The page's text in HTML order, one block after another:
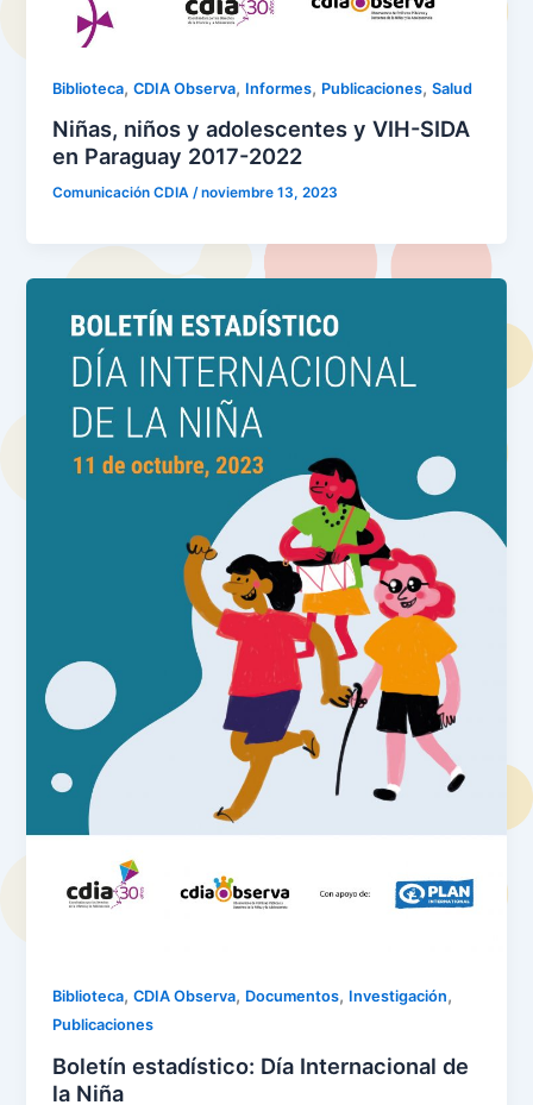
Biblioteca,CDIA Observa, Informes, Publicaciones,Salud
Niñas, niños y adolescentes y VIH-SIDA
en Paraguay 2017-2022
Comunicación CDIA/noviembre 13, 2023
Biblioteca,CDIA Observa, Documentos, Investigación,
Publicaciones
Boletín estadístico: Día Internacional de
la Niña